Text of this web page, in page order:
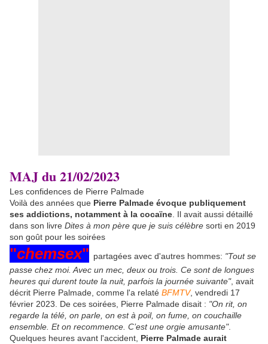
MAJ du 21/02/2023
Les confidences de Pierre Palmade
Voilà des années que Pierre Palmade évoque publiquement
ses addictions, notamment à la cocaïne . Il avait aussi détaillé
dans son livre Dites à mon père que je suis célèbre sorti en 2019
son goût pour les soirées
"chemsex" partagées avec d'autres hommes: "Tout se
passe chez moi. Avec un mec, deux ou trois. Ce sont de longues
heures qui durent toute la nuit, parfois la journée suivante", avait
décrit Pierre Palmade, comme l'a relaté BFMTV, vendredi 17
février 2023. De ces soirées, Pierre Palmade disait : "On rit, on
regarde la télé, on parle, on est à poil, on fume, on couchaille
ensemble. Et on recommence. C’est une orgie amusante".
Quelques heures avant l'accident, Pierre Palmade aurait